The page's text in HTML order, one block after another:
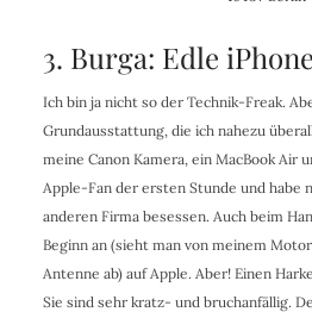
3. Burga: Edle
Ich bin ja nicht so der Technik-Freak.
Grundausstattung, die ich nahezu
meine Canon Kamera, ein MacBook Air
Apple-Fan der ersten Stunde und habe
anderen Firma besessen. Auch beim
Beginn an (sieht man von meinem
Antenne ab) auf Apple. Aber! Einen
Sie sind sehr kratz- und bruchanfällig.